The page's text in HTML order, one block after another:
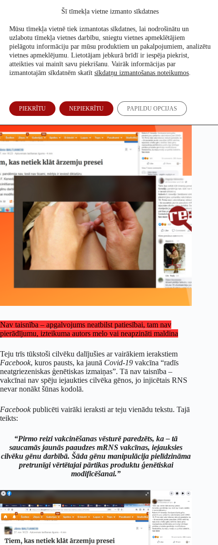
Atbalsti mūs
Covid-19 vakcīna neiejauksies gēnos un neradīs ģenētiskas
izmaiņas
Nav taisnība – apgalvojums neatbilst patiesībai, tam nav
pierādījumu, izteikuma autors melo vai neapzināti maldina
Teju trīs tūkstoši cilvēku dalījušies ar vairākiem ierakstiem
Facebook, kuros pausts, ka jaunā Covid-19 vakcīna “radīs
neatgriezeniskas ģenētiskas izmaiņas”. Tā nav taisnība –
vakcīnai nav spēju iejaukties cilvēka gēnos, jo injicētais RNS
nevar nonākt šūnas kodolā.
Facebookpublicēti vairāki ieraksti ar teju vienādu tekstu. Tajā
teikts:
“Pirmo reizi vakcinēšanas vēsturē paredzēts, ka – tā
saucamās jaunās paaudzes mRNS vakcīnas, iejauksies
cilvēku gēnu darbībā. Šāda gēnu manipulācija pielīdzināma
pretrunīgi vērtētajai pārtikas produktu ģenētiskai
modificēšanai.”
Šī tīmekļa vietne izmanto sīkdatnes
Mūsu tīmekļa vietnē tiek izmantotas sīkdatnes, lai nodrošinātu un
uzlabotu tīmekļa vietnes darbību, sniegtu vietnes apmeklētājiem
pielāgotu informāciju par mūsu produktiem un pakalpojumiem, analizētu
vietnes apmeklējumu. Lietotājam jebkurā brīdī ir iespēja piekrist,
atteikties vai mainīt savu piekrišanu. Vairāk informācijas par
izmantotajām sīkdatnēm skatīt sīkdatņu izmantošanas noteikumos.
PIEKRĪTU NEPIEKRĪTU PAPILDU OPCIJAS